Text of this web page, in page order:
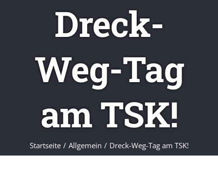
Dreck-
Weg-Tag
am TSK!
Startseite / Allgemein / Dreck-Weg-Tag am TSK!